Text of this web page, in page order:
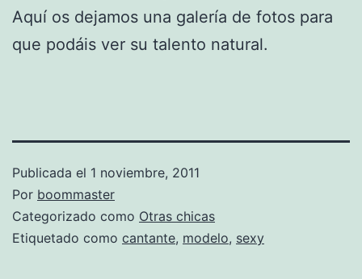
Aquí os dejamos una galería de fotos para
que podáis ver su talento natural.
Publicada el 1 noviembre, 2011
Por boommaster
Categorizado como Otras chicas
Etiquetado como cantante, modelo, sexy